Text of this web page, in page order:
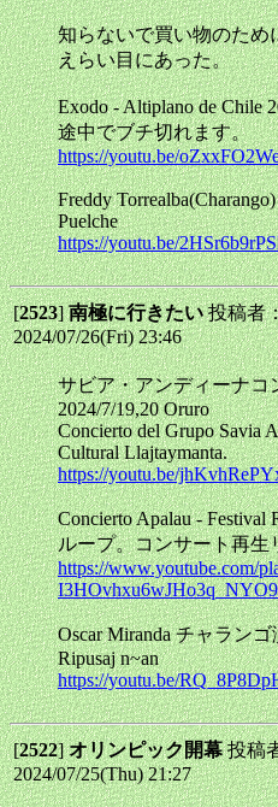
知らないで買い物のため
えらい目にあった。
Exodo - Altiplano de
途中でブチ切れます。
https://youtu.be/
Freddy
Puelche
https://youtu.be/
[2523]南極に行きたい投稿者
2024/07/26(Fri) 23:46
サビア・アンディーナ
2024/7/19,20 Oruro
Concierto del Grupo Savia
Cultural Llajtaymanta.
https://youtu.be/
Concierto Apalau -
ループ。コンサート再生
https://www.youtube.com/
Oscar Miranda チャランゴ
Ripusaj n~an
https://youtu.be/
[2522]オリンピック開幕投稿
2024/07/25(Thu) 21:27